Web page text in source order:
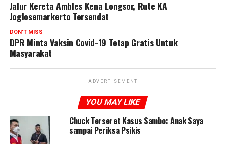
Jalur Kereta Ambles Kena Longsor, Rute KA
Joglosemarkerto Tersendat
DON'T MISS
DPR Minta Vaksin Covid-19 Tetap Gratis Untuk
Masyarakat
ADVERTISEMENT
YOU MAY LIKE
Chuck Terseret Kasus Sambo: Anak Saya
sampai Periksa Psikis